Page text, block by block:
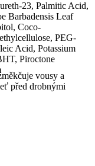
23, Palmitic Acid,
Barbadensis Leaf
Coco-
PEG-
Acid, Potassium
Piroctone
vousy a
před drobnými